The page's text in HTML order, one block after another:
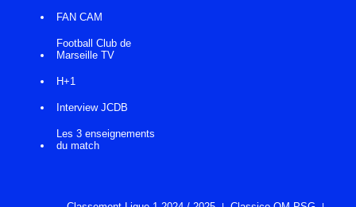
FAN CAM
Football Club de
Marseille TV
H+1
Interview JCDB
Les 3 enseignements
du match